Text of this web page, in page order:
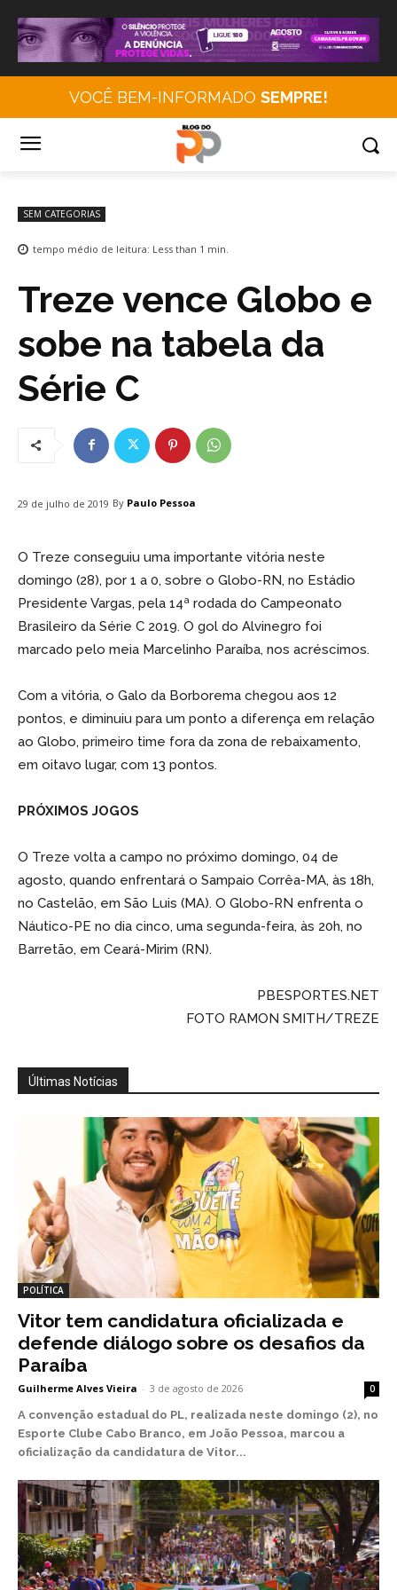
VOCÊ BEM-INFORMADO SEMPRE!
SEM CATEGORIAS
tempo médio de leitura: Less than 1 min.
Treze vence Globo e
sobe na tabela da
Série C
29 de julho de 2019 By Paulo Pessoa
O Treze conseguiu uma importante vitória neste
domingo (28), por 1 a 0, sobre o Globo-RN, no Estádio
Presidente Vargas, pela 14ª rodada do Campeonato
Brasileiro da Série C 2019. O gol do Alvinegro foi
marcado pelo meia Marcelinho Paraíba, nos acréscimos.
Com a vitória, o Galo da Borborema chegou aos 12
pontos, e diminuiu para um ponto a diferença em relação
ao Globo, primeiro time fora da zona de rebaixamento,
em oitavo lugar, com 13 pontos.
PRÓXIMOS JOGOS
O Treze volta a campo no próximo domingo, 04 de
agosto, quando enfrentará o Sampaio Corrêa-MA, às 18h,
no Castelão, em São Luis (MA). O Globo-RN enfrenta o
Náutico-PE no dia cinco, uma segunda-feira, às 20h, no
Barretão, em Ceará-Mirim (RN).
PBESPORTES.NET
FOTO RAMON SMITH/TREZE
Últimas Notícias
POLÍTICA
Vitor tem candidatura oficializada e
defende diálogo sobre os desafios da
Paraíba
Guilherme Alves Vieira - 3 de agosto de 2026 0
A convenção estadual do PL, realizada neste domingo (2), no
Esporte Clube Cabo Branco, em João Pessoa, marcou a
oficialização da candidatura de Vitor...